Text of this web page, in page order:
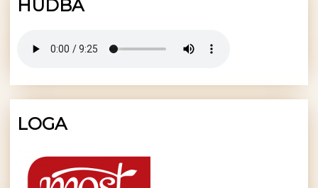
HUDBA
LOGA